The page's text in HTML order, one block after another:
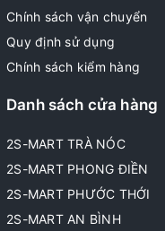
Chính sách vận chuyển
Quy định sử dụng
Chính sách kiểm hàng
Danh sách cửa hàng
2S-MART TRÀ NÓC
2S-MART PHONG ĐIỀN
2S-MART PHƯỚC THỚI
2S-MART AN BÌNH